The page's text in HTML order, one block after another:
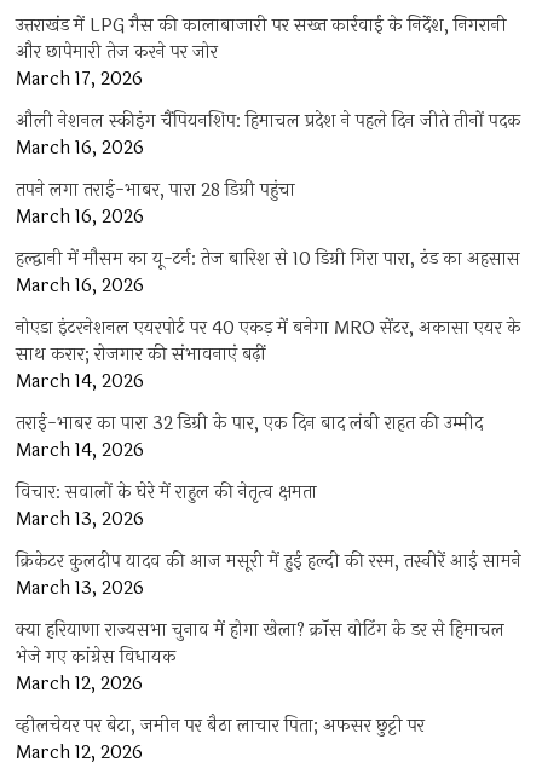
उत्तराखंड में LPG गैस की कालाबाजारी पर सख्त कार्रवाई के निर्देश, निगरानी
और छापेमारी तेज करने पर जोर
March 17, 2026
औली नेशनल स्कीइंग चैंपियनशिप: हिमाचल प्रदेश ने पहले दिन जीते तीनों पदक
March 16, 2026
तपने लगा तराई-भाबर, पारा 28 डिग्री पहुंचा
March 16, 2026
हल्द्वानी में मौसम का यू-टर्न: तेज बारिश से 10 डिग्री गिरा पारा, ठंड का अहसास
March 16, 2026
नोएडा इंटरनेशनल एयरपोर्ट पर 40 एकड़ में बनेगा MRO सेंटर, अकासा एयर के
साथ करार; रोजगार की संभावनाएं बढ़ीं
March 14, 2026
तराई-भाबर का पारा 32 डिग्री के पार, एक दिन बाद लंबी राहत की उम्मीद
March 14, 2026
विचार: सवालों के घेरे में राहुल की नेतृत्व क्षमता
March 13, 2026
क्रिकेटर कुलदीप यादव की आज मसूरी में हुई हल्दी की रस्म, तस्वीरें आई सामने
March 13, 2026
क्या हरियाणा राज्यसभा चुनाव में होगा खेला? क्रॉस वोटिंग के डर से हिमाचल
भेजे गए कांग्रेस विधायक
March 12, 2026
व्हीलचेयर पर बेटा, जमीन पर बैठा लाचार पिता; अफसर छुट्टी पर
March 12, 2026